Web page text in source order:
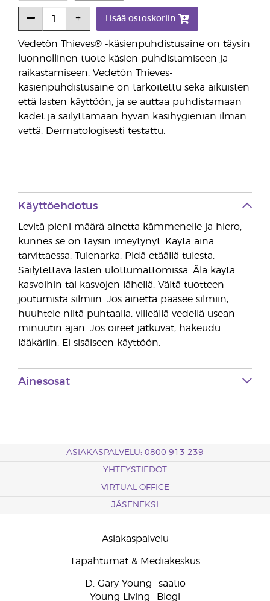
Vedetön Thieves® -käsienpuhdistusaine on täysin
luonnollinen tuote käsien puhdistamiseen ja
raikastamiseen. Vedetön Thieves-
käsienpuhdistusaine on tarkoitettu sekä aikuisten
että lasten käyttöön, ja se auttaa puhdistamaan
kädet ja säilyttämään hyvän käsihygienian ilman
vettä. Dermatologisesti testattu.
Lisää ostoskoriin
Käyttöehdotus
Levitä pieni määrä ainetta kämmenelle ja hiero,
kunnes se on täysin imeytynyt. Käytä aina
tarvittaessa. Tulenarka. Pidä etäällä tulesta.
Säilytettävä lasten ulottumattomissa. Älä käytä
kasvoihin tai kasvojen lähellä. Vältä tuotteen
joutumista silmiin. Jos ainetta pääsee silmiin,
huuhtele niitä puhtaalla, viileällä vedellä usean
minuutin ajan. Jos oireet jatkuvat, hakeudu
lääkäriin. Ei sisäiseen käyttöön.
Ainesosat
ASIAKASPALVELU: 0800 913 239
YHTEYSTIEDOT
VIRTUAL OFFICE
JÄSENEKSI
Asiakaspalvelu
Tapahtumat & Mediakeskus
D. Gary Young -säätiö
Young Living- Blogi